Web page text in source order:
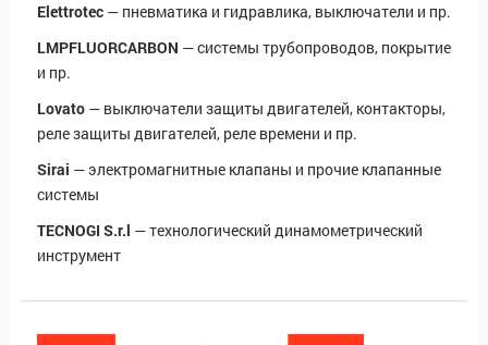
Elettrotec — пневматика и гидравлика, выключатели и пр.
LMPFLUORCARBON — системы трубопроводов, покрытие
и пр.
Lovato — выключатели защиты двигателей, контакторы,
реле защиты двигателей, реле времени и пр.
Sirai — электромагнитные клапаны и прочие клапанные
системы
TECNOGI S.r.l — технологический динамометрический
инструмент